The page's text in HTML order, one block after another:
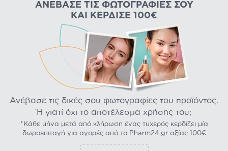
ΑΝΈΒΑΣΕ ΤΙΣ ΦΩΤΟΓΡΑΦΊΕΣ ΣΟΥ
ΚΑΙ ΚΈΡΔΙΣΕ 100€
Ανέβασε τις δικές σου φωτογραφίες του προϊόντος.
Ή γιατί όχι το αποτέλεσμα χρήσης του;
*Κάθε μήνα μετά από κλήρωση ένας τυχερός κερδίζει μία
δωροεπιταγή για αγορές από το Pharm24.gr αξίας 100€